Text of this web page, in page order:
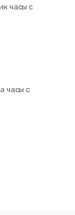
часы с
часы c